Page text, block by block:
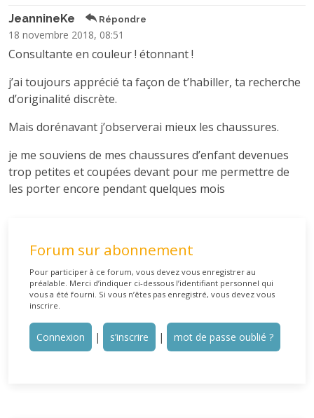
JeannineKe Répondre
18 novembre 2018, 08:51
Consultante en couleur ! étonnant !
j’ai toujours apprécié ta façon de t’habiller, ta recherche
d’originalité discrète.
Mais dorénavant j’observerai mieux les chaussures.
je me souviens de mes chaussures d’enfant devenues
trop petites et coupées devant pour me permettre de
les porter encore pendant quelques mois
Forum sur abonnement
Pour participer à ce forum, vous devez vous enregistrer au
préalable. Merci d’indiquer ci-dessous l’identifiant personnel qui
vous a été fourni. Si vous n’êtes pas enregistré, vous devez vous
inscrire.
Connexion | s’inscrire | mot de passe oublié ?